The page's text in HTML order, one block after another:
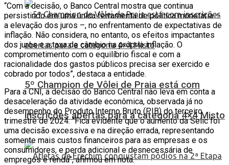
5º Champion de Vôlei de Praia está com
inscrições abertas para a categoria 4×4 Misto
“Com a decisão, o Banco Central mostra que continua
persistindo em uma única ferramenta de política monetária –
a elevação dos juros –, no enfrentamento de expectativas de
inflação. Não considera, no entanto, os efeitos impactantes
dos juros e a taxa de câmbio na própria inflação. O
comprometimento com o equilíbrio fiscal e com a
racionalidade dos gastos públicos precisa ser exercido e
cobrado por todos”, destaca a entidade.
Para a CNI, a decisão do Banco Central não leva em conta a
desaceleração da atividade econômica, observada já no
desempenho do Produto Interno Bruto (PIB) do terceiro
trimestre de 2024. “Fica evidente que o aumento da Selic foi
uma decisão excessiva e na direção errada, representando
somente mais custos financeiros para as empresas e os
consumidores, e perda adicional e desnecessária de
empregos e renda”, afirmou em nota.